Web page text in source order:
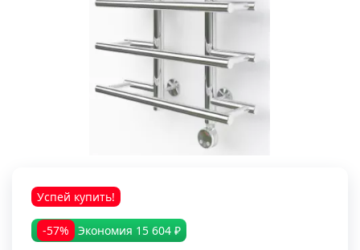
Успей купить!
-57% Экономия 15 604 ₽